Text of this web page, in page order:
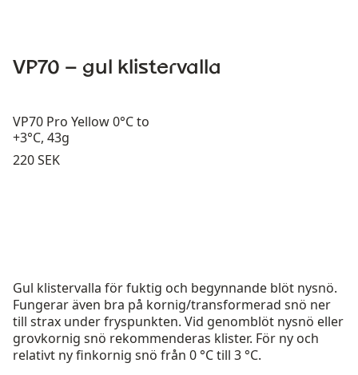
VP70 – gul klistervalla
VP70 Pro Yellow 0°C to
+3°C, 43g
Pris:
220 SEK
Gul klistervalla för fuktig och begynnande blöt nysnö.
Fungerar även bra på kornig/transformerad snö ner
till strax under fryspunkten. Vid genomblöt nysnö eller
grovkornig snö rekommenderas klister. För ny och
relativt ny finkornig snö från 0 °C till 3 °C.